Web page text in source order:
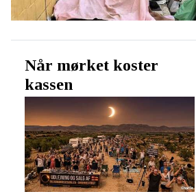
Når mørket koster
kassen